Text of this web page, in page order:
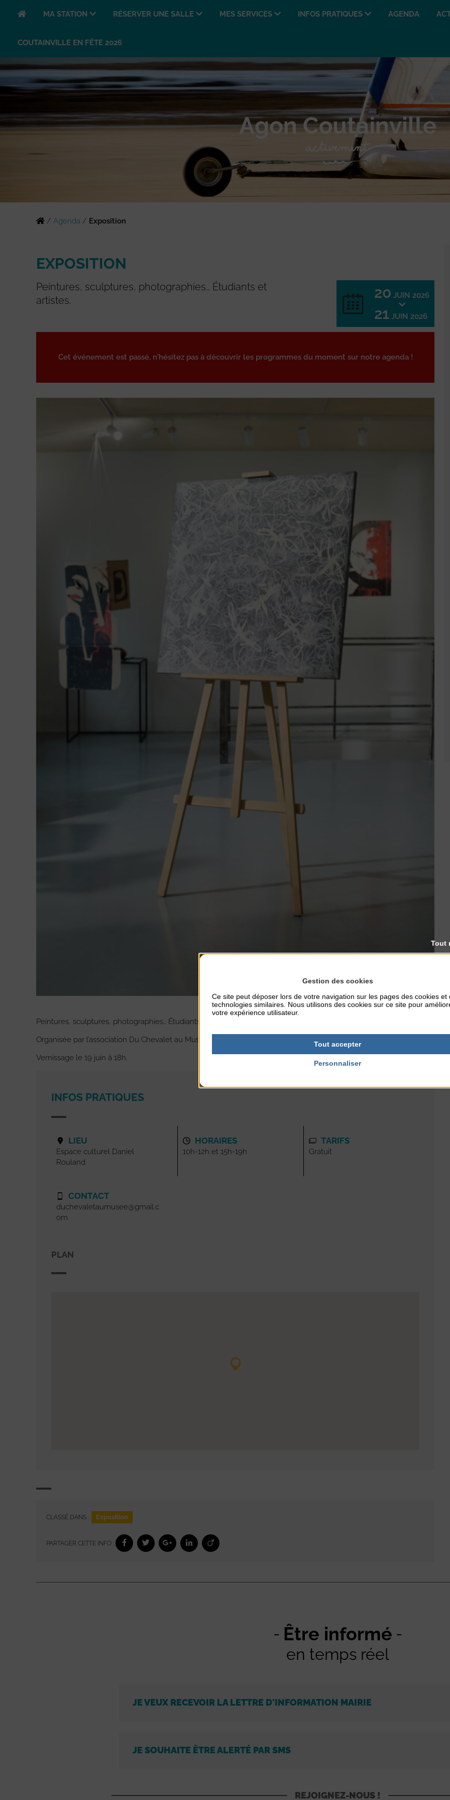
MA STATION RÉSERVER UNE SALLE MES SERVICES INFOS PRATIQUES AGENDA
COUTAINVILLE EN FÊTE 2026
/ Agenda / Exposition
EXPOSITION
Peintures, sculptures, photographies… Étudiants et
artistes.
20 JUIN 2026
21 JUIN 2026
Cet événement est passé, n'hésitez pas à découvrir les programmes du moment sur notre agenda !
Peintures, sculptures, photographies… Étudiants et artistes.
Organisée par l’association Du Chevalet au Musée.
Vernissage le 19 juin à 18h.
INFOS PRATIQUES
LIEU
Espace culturel Daniel
Rouland
CONTACT
duchevaletaumusee@gmail.c
om
HORAIRES
10h-12h et 15h-19h
TARIFS
Gratuit
PLAN
CLASSÉ DANS : Exposition
PARTAGER CETTE INFO :
Être informé
en temps réel
JE VEUX RECEVOIR LA LETTRE D'INFORMATION MAIRIE
JE SOUHAITE ÊTRE ALERTÉ PAR SMS
REJOIGNEZ-NOUS !
Gestion des cookies
Ce site peut déposer lors de votre navigation sur les pages des cookies et
technologies similaires. Nous utilisons des cookies sur ce site pour
votre expérience utilisateur.
Tout accepter
Tout
Personnaliser